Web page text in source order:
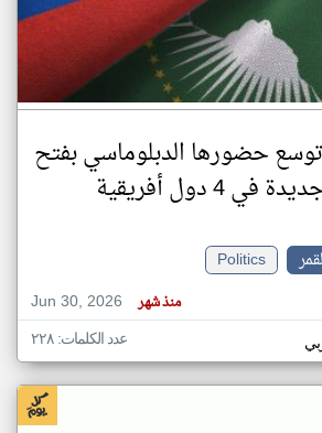
حضورها الدبلوماسي بفتح
4 دول أفريقية
Politics
Jun 30, 2026
منذ شهر
عدد الكلمات: ٢٢٨